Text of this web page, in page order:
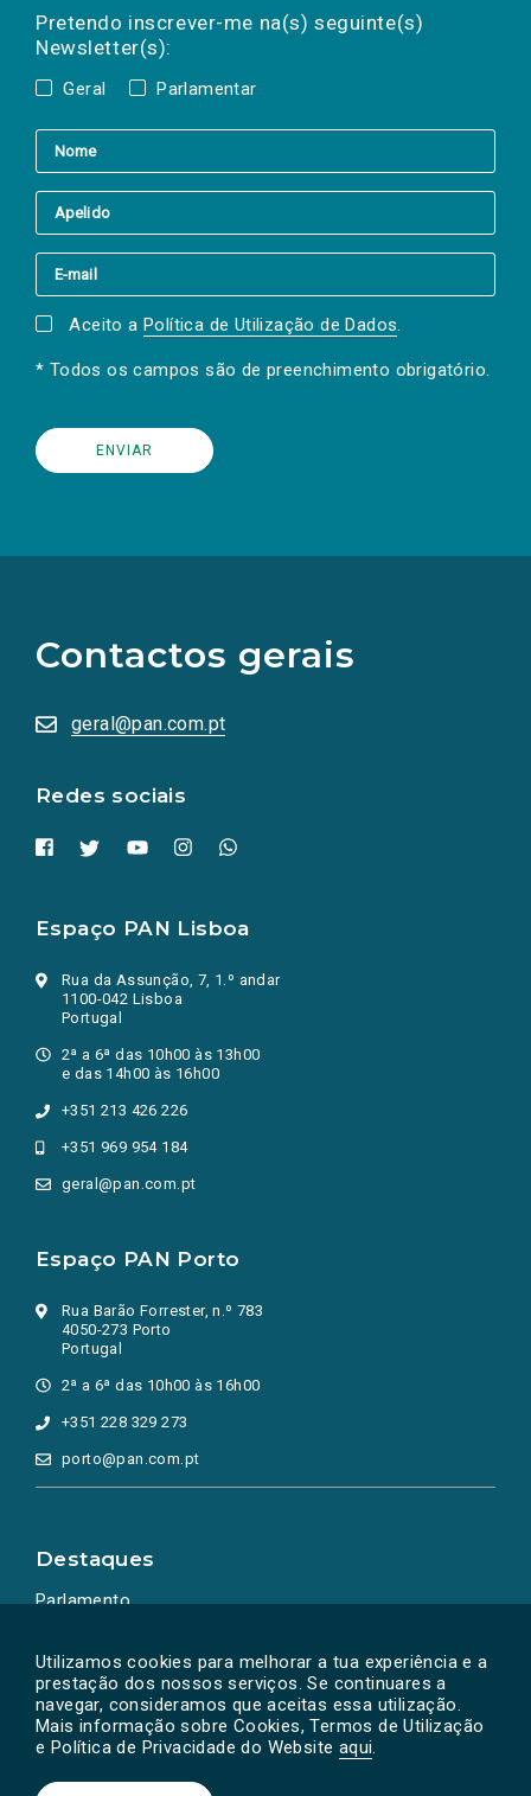
Utilizamos cookies para melhorar a tua experiência e a
prestação dos nossos serviços. Se continuares a
navegar, consideramos que aceitas essa utilização.
Mais informação sobre Cookies, Termos de Utilização
e Política de Privacidade do Website aqui.
Pretendo inscrever-me na(s) seguinte(s)
Newsletter(s):
Geral Parlamentar
a(s) newsletter(s).
mail
Aceito a Política de Utilização de Dados.
* Todos os campos são de preenchimento obrigatório.
Contactos gerais
geral@pan.com.pt
Redes sociais
redes
sociais
numa
nova
Espaço PAN Lisboa
Rua da Assunção, 7, 1.º andar
1100-042 Lisboa
Portugal
2ª a 6ª das 10h00 às 13h00
e das 14h00 às 16h00
+351 213 426 226
+351 969 954 184
geral@pan.com.pt
Espaço PAN Porto
Rua Barão Forrester, n.º 783
4050-273 Porto
Portugal
2ª a 6ª das 10h00 às 16h00
+351 228 329 273
porto@pan.com.pt
Destaques
Parlamento